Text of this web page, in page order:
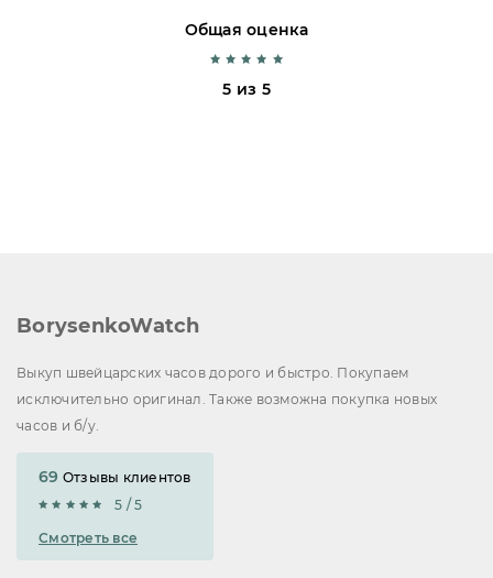
Общая оценка
5 из 5
BorysenkoWatch
Выкуп швейцарских часов дорого и быстро. Покупаем
исключительно оригинал. Также возможна покупка новых
часов и б/у.
69 Отзывы клиентов
5 / 5
Смотреть все